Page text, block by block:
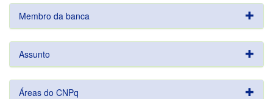
Membro da banca
Assunto
Áreas do CNPq